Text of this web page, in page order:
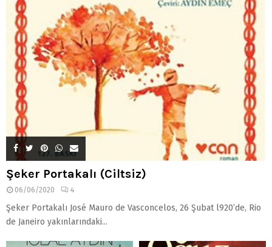
Şeker Portakalı (Ciltsiz)
06/06/2020 4
Şeker Portakalı José Mauro de Vasconcelos, 26 Şubat l920’de, Rio
de Janeiro yakınlarındaki...